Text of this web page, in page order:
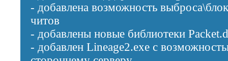
- добавлена возможность
читов
- добавлены новые библиотеки
- добавлен Lineage2.exe с